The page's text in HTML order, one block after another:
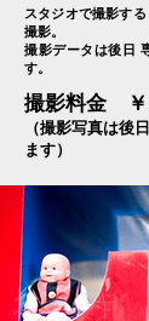
スタジオで撮影す
撮影。
撮影データは後日
す。
撮影料金 ￥
（撮影写真は後
ます）